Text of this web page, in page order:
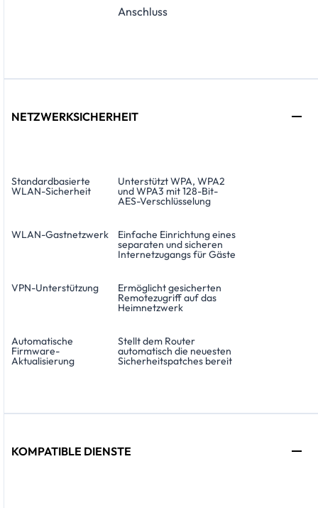
Anschluss
NETZWERKSICHERHEIT
Standardbasierte
WLAN-Sicherheit
Unterstützt WPA, WPA2
und WPA3 mit 128-Bit-
AES-Verschlüsselung
WLAN-Gastnetzwerk Einfache Einrichtung eines
separaten und sicheren
Internetzugangs für Gäste
VPN-Unterstützung Ermöglicht gesicherten
Remotezugriff auf das
Heimnetzwerk
Automatische
Firmware-
Aktualisierung
Stellt dem Router
automatisch die neuesten
Sicherheitspatches bereit
KOMPATIBLE DIENSTE